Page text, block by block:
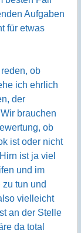
Aufgaben
für etwas
ob
ich ehrlich
der
brauchen
ob
ist oder nicht
ist ja viel
und im
tun und
vielleicht
an der Stelle
da total